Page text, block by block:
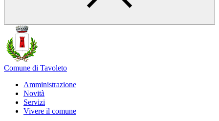
Comune di Tavoleto
Amministrazione
Novità
Servizi
Vivere il comune